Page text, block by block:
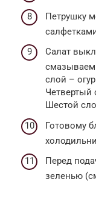
Петрушку
Салат
слой –
Четвертый
Шестой
Готовому
Перед
зеленью